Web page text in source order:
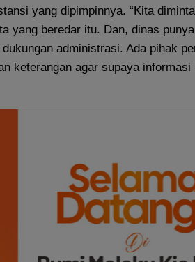
yang dipimpinnya. “Kita
yang beredar itu. Dan, dinas punya
administrasi. Ada pihak
keterangan agar supaya